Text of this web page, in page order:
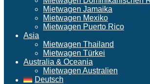
Mietwagen Jamaika
Mietwagen Mexiko
Mietwagen Puerto Rico
Asia
Mietwagen Thailand
Mietwagen Türkei
Australia & Oceania
Mietwagen Australien
Deutsch